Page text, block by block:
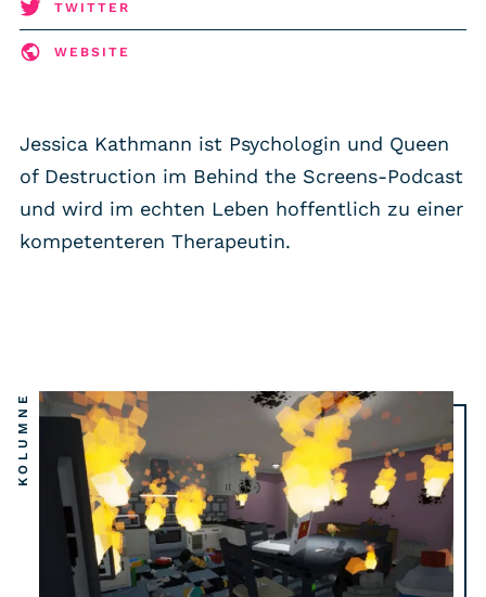
RSS-Feed
DATENSCHUTZ
TWITTER
WEBSITE
Jessica Kathmann ist Psychologin und Queen
of Destruction im Behind the Screens-Podcast
und wird im echten Leben hoffentlich zu einer
kompetenteren Therapeutin.
KOLUMNE